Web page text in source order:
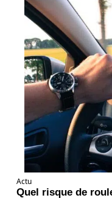
Actu
Quel risque de